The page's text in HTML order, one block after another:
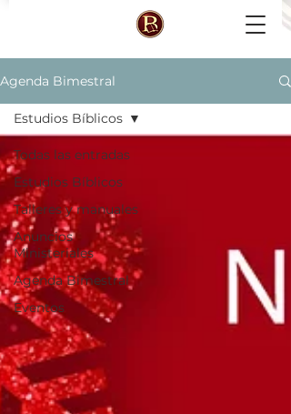
Agenda Bimestral
Todas las entradas
Estudios Bíblicos
Talleres y manuales
Anuncios
Ministeriales
Agenda Bimestral
Eventos
Estudios Bíblicos